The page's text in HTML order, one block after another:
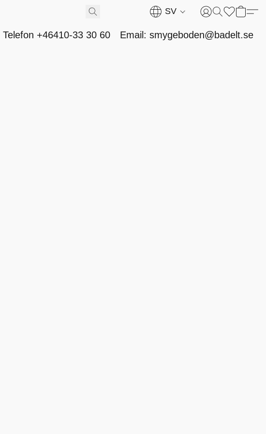
SV
Telefon +46410-33 30 60 Email: smygeboden@badelt.se